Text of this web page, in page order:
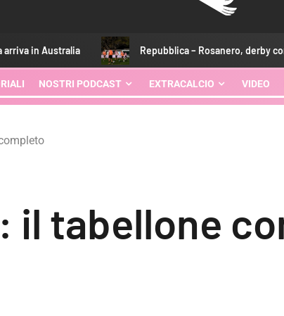
Repubblica – Rosanero, derby con il Melbourne a
NOSTRI PODCAST EXTRACALCIO VIDEO
il tabellone